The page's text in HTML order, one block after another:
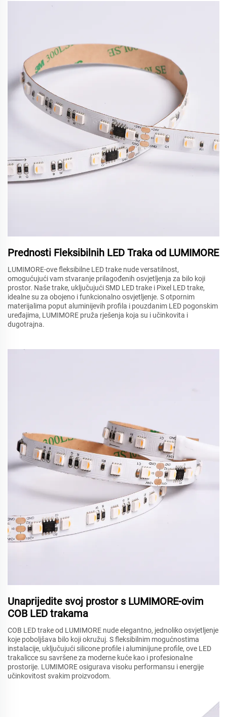
Prednosti Fleksibilnih LED Traka od LUMIMORE
LUMIMORE-ove fleksibilne LED trake nude versatilnost,
omogućujući vam stvaranje prilagođenih osvjetljenja za bilo koji
prostor. Naše trake, uključujući SMD LED trake i Pixel LED trake,
idealne su za obojeno i funkcionalno osvjetljenje. S otpornim
materijalima poput aluminijevih profila i pouzdanim LED pogonskim
uređajima, LUMIMORE pruža rješenja koja su i učinkovita i
dugotrajna.
Unaprijedite svoj prostor s LUMIMORE-ovim
COB LED trakama
COB LED trake od LUMIMORE nude elegantno, jednoliko osvjetljenje
koje poboljšava bilo koji okružuj. S fleksibilnim mogućnostima
instalacije, uključujući silicone profile i aluminijune profile, ove LED
trakalicce su savršene za moderne kuće kao i profesionalne
prostorije. LUMIMORE osigurava visoku performansu i energije
učinkovitost svakim proizvodom.